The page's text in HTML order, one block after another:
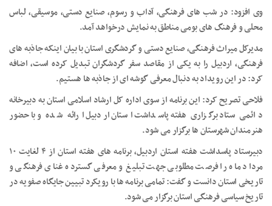
وی افزود: در شب های فرهنگی، آداب و رسوم، صنایع دستی، موسیقی، لباس
محلی و فرهنگ های بومی مناطق به نمایش درخواهد آمد.
مدیرکل میراث فرهنگی، صنایع دستی و گردشگری استان با بیان اینکه جاذبه های
فرهنگی، اردبیل را به یکی از مقاصد سفر گردشگران تبدیل کرده است، اضافه
کرد: در این رویداد به دنبال معرفی گوشه ای از جاذبه ها هستیم.
فلاحی تصریح کرد: این برنامه از سوی اداره کل ارشاد اسلامی استان به دبیرخانه
دائمی ستاد برگزاری هفته پاسداشت استان اردبیل ارائه شده و با حضور
هنرمندان شهرستان ها برگزار می شود.
دبیرستاد پاسداشت هفته استان اردبیل، برنامه های هفته استان از ۴ لغایت ۱۰
مرداد ماه را فرصت مطلوبی جهت تبلیغ و معرفی گسترده غنای فرهنگی و
تاریخی استان دانست و گفت: تمامی برنامه ها با رویکرد تبیین جایگاه صفویه در
تاریخ سیاسی فرهنگی استان برگزار می شود.